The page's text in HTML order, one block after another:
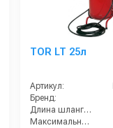
TOR LT 25л
Артикул:
Бренд:
Длина шланга (м):
Максимальное давление (бар):